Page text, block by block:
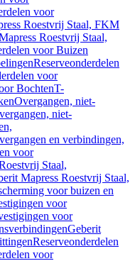
voor
Roestvrij Staal, FKM
Roestvrij Staal,
voor Buizen
Reserveonderdelen
voor
BochtenT-
Overgangen, niet-
niet-
en verbindingen,
voor
Staal,
Mapress Roestvrij Staal,
voor buizen en
voor
voor
Geberit
Reserveonderdelen
voor